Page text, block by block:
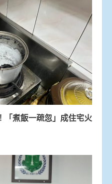
「煮飯一疏忽」成住宅火